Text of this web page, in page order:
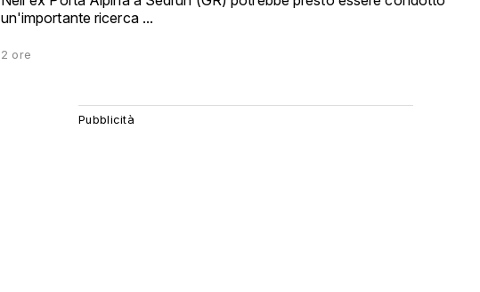
un'importante ricerca ...
2 ore